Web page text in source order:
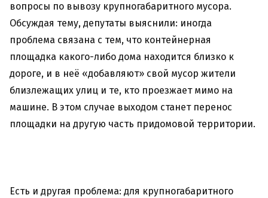
вопросы по вывозу крупногабаритного мусора.
Обсуждая тему, депутаты выяснили: иногда
проблема связана с тем, что контейнерная
площадка какого-либо дома находится близко к
дороге, и в неё «добавляют» свой мусор жители
близлежащих улиц и те, кто проезжает мимо на
машине. В этом случае выходом станет перенос
площадки на другую часть придомовой территории.
Есть и другая проблема: для крупногабаритного